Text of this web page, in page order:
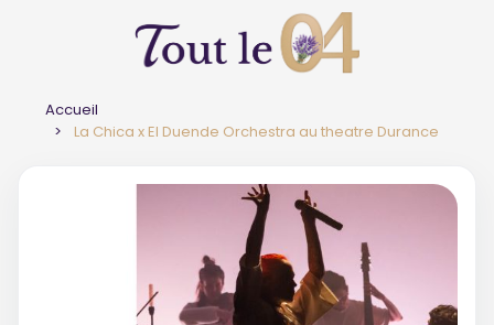
Accueil
La Chica x El Duende Orchestra au theatre Durance